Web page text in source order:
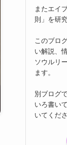
またエイ
則」を研
このブロ
い解説、
ソウルリ
ます。
別ブログ
いろ書い
いてくだ